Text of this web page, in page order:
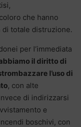
che hanno
totale distruzione.
per l’immediata
il diritto di
l’uso di
, con alte
di indirizzarsi
e
boschivi, con